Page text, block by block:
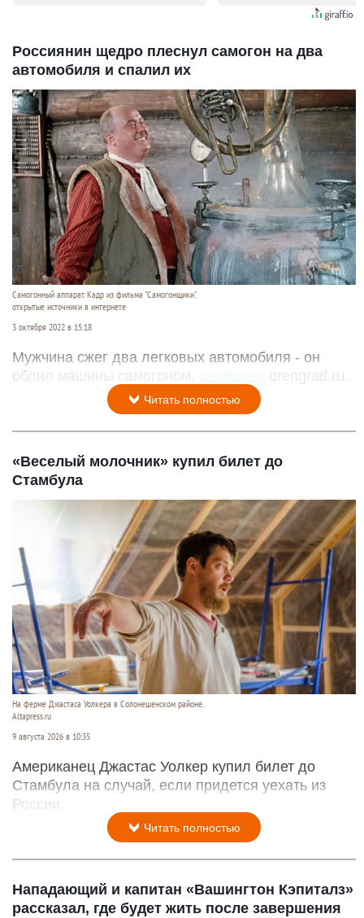
Россиянин щедро плеснул самогон на два
автомобиля и спалил их
Самогонный аппарат. Кадр из фильма "Самогонщики".
открытые источники в интернете
3 октября 2022 в 15:18
Мужчина сжег два легковых автомобиля - он
облил машины самогоном,
сообщает orengrad.ru.
Читать полностью
«Веселый молочник» купил билет до
Стамбула
На ферме Джастаса Уолкера в Солонешенском районе.
Altapress.ru
9 августа 2026 в 10:35
Американец Джастас Уолкер купил билет до
Стамбула на случай, если придется уехать из
России.
Читать полностью
Нападающий и капитан «Вашингтон Кэпиталз»
рассказал, где будет жить после завершения